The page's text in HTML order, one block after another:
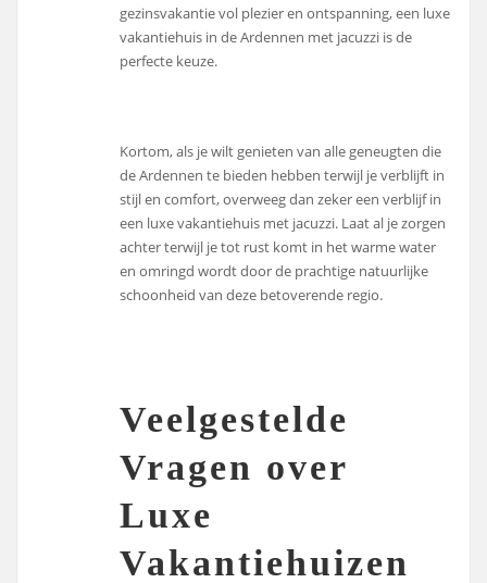
gezinsvakantie vol plezier en ontspanning, een luxe
vakantiehuis in de Ardennen met jacuzzi is de
perfecte keuze.
Kortom, als je wilt genieten van alle geneugten die
de Ardennen te bieden hebben terwijl je verblijft in
stijl en comfort, overweeg dan zeker een verblijf in
een luxe vakantiehuis met jacuzzi. Laat al je zorgen
achter terwijl je tot rust komt in het warme water
en omringd wordt door de prachtige natuurlijke
schoonheid van deze betoverende regio.
Veelgestelde
Vragen over
Luxe
Vakantiehuizen